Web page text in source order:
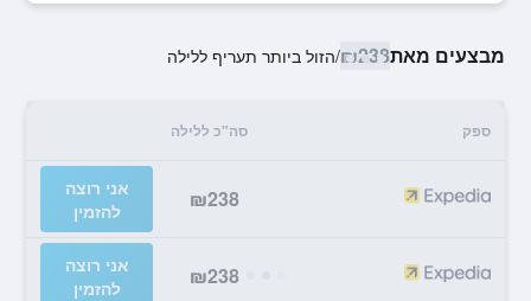
מבצעים מאת₪238
/הזול ביותר תעריף ללילה
ספק סה"כ ללילה
₪238
אני רוצה
להזמין
₪238
אני רוצה
להזמין